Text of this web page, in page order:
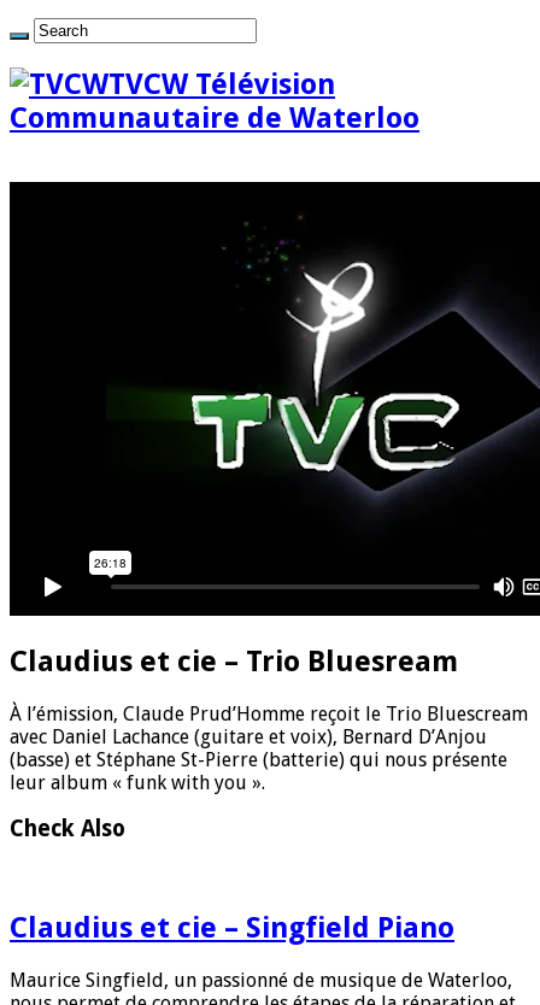
TVCW Télévision
Communautaire de Waterloo
Claudius et cie – Trio Bluesream
À l’émission, Claude Prud’Homme reçoit le Trio Bluescream
avec Daniel Lachance (guitare et voix), Bernard D’Anjou
(basse) et Stéphane St-Pierre (batterie) qui nous présente
leur album « funk with you ».
Check Also
Claudius et cie – Singfield Piano
Maurice Singfield, un passionné de musique de Waterloo,